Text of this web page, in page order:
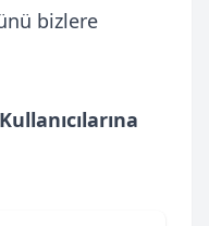
bizlere